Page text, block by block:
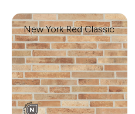
New York Red Classic